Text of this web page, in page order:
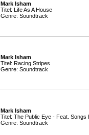
Mark Isham
Titel: Life As A House
Genre: Soundtrack
Mark Isham
Titel: Racing Stripes
Genre: Soundtrack
Mark Isham
Titel: The Public Eye - Feat. Songs
Genre: Soundtrack